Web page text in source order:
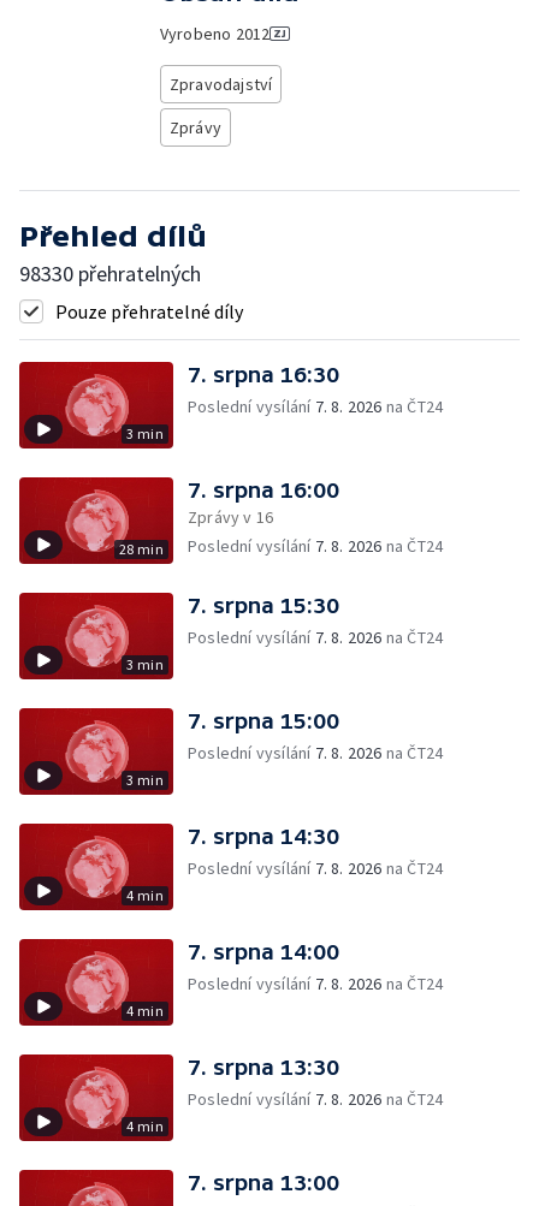
Vyrobeno 2012
Zpravodajství
Zprávy
Přehled dílů
98330 přehratelných
Pouze přehratelné díly
3 min
7. srpna 16:30
Poslední vysílání 7. 8. 2026 na ČT24
28 min
7. srpna 16:00
Zprávy v 16
Poslední vysílání 7. 8. 2026 na ČT24
3 min
7. srpna 15:30
Poslední vysílání 7. 8. 2026 na ČT24
3 min
7. srpna 15:00
Poslední vysílání 7. 8. 2026 na ČT24
4 min
7. srpna 14:30
Poslední vysílání 7. 8. 2026 na ČT24
4 min
7. srpna 14:00
Poslední vysílání 7. 8. 2026 na ČT24
4 min
7. srpna 13:30
Poslední vysílání 7. 8. 2026 na ČT24
7. srpna 13:00